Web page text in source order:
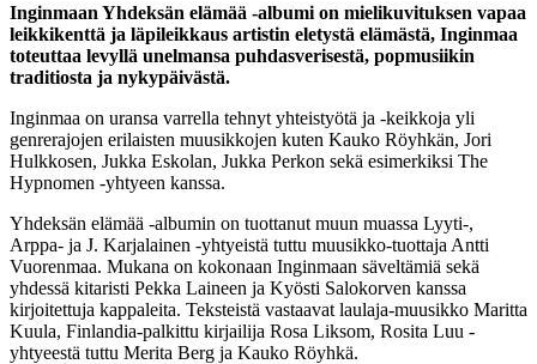
Inginmaan Yhdeksän elämää -albumi on mielikuvituksen vapaa
leikkikenttä ja läpileikkaus artistin eletystä elämästä, Inginmaa
toteuttaa levyllä unelmansa puhdasverisestä, popmusiikin
traditiosta ja nykypäivästä.
Inginmaa on uransa varrella tehnyt yhteistyötä ja -keikkoja yli
genrerajojen erilaisten muusikkojen kuten Kauko Röyhkän, Jori
Hulkkosen, Jukka Eskolan, Jukka Perkon sekä esimerkiksi The
Hypnomen -yhtyeen kanssa.
Yhdeksän elämää -albumin on tuottanut muun muassa Lyyti-,
Arppa- ja J. Karjalainen -yhtyeistä tuttu muusikko-tuottaja Antti
Vuorenmaa. Mukana on kokonaan Inginmaan säveltämiä sekä
yhdessä kitaristi Pekka Laineen ja Kyösti Salokorven kanssa
kirjoitettuja kappaleita. Teksteistä vastaavat laulaja-muusikko Maritta
Kuula, Finlandia-palkittu kirjailija Rosa Liksom, Rosita Luu -
yhtyeestä tuttu Merita Berg ja Kauko Röyhkä.